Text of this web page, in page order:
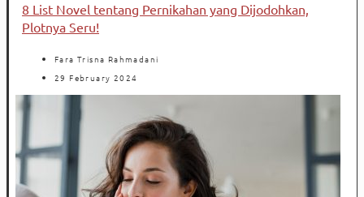
8 List Novel tentang Pernikahan yang Dijodohkan,
Plotnya Seru!
Fara Trisna Rahmadani
29 February 2024